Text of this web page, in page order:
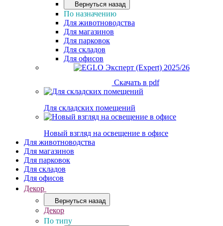
Вернуться назад
По назначению
Для животноводства
Для магазинов
Для парковок
Для складов
Для офисов
Скачать в pdf
Для складских помещений
Новый взгляд на освещение в офисе
Для животноводства
Для магазинов
Для парковок
Для складов
Для офисов
Декор
Вернуться назад
Декор
По типу